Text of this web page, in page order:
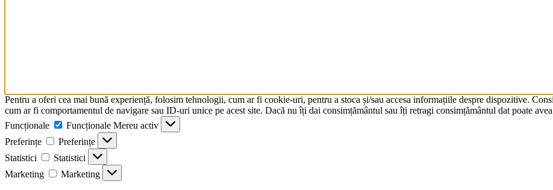
Pentru a oferi cea mai bună experiență, folosim tehnologii, cum ar fi cookie-uri, pentru a stoca și/sau accesa informațiile despre dispozitive.
cum ar fi comportamentul de navigare sau ID-uri unice pe acest site. Dacă nu îți dai consimțământul sau îți retragi consimțământul dat poate
Funcționale
Funcționale Mereu activ
Preferințe
Preferințe
Statistici
Statistici
Marketing
Marketing